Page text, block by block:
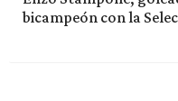
bicampeón con la